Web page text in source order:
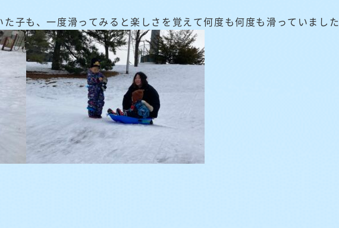
子も、一度滑ってみると楽しさを覚えて何度も何度も滑っていました